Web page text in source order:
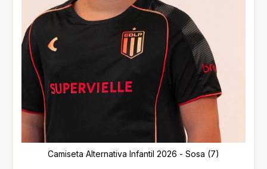
Camiseta Alternativa Infantil 2026 - Sosa (7)